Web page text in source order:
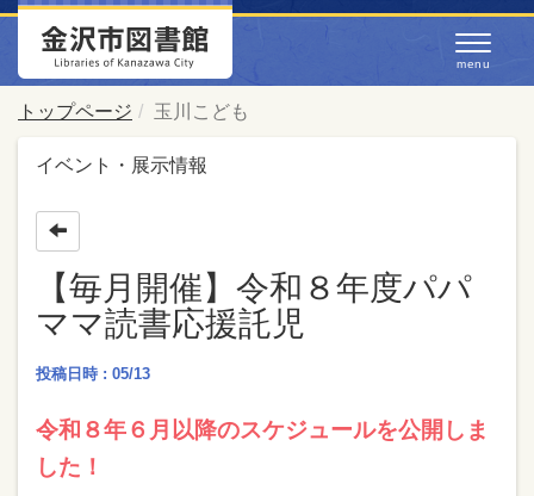
トップページ 玉川こども
イベント・展示情報
【毎月開催】令和８年度パパ
ママ読書応援託児
投稿日時 : 05/13
令和８年６月以降のスケジュールを公開しま
した！